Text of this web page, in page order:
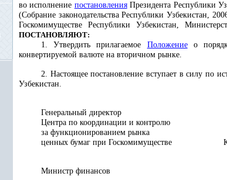
во исполнение постановленияПрезидента Республики
(Собрание законодательства Республики Узбекистан,
Госкомимуществе Республики Узбекистан,
ПОСТАНОВЛЯЮТ:
1. Утвердить прилагаемое Положениео
конвертируемой валюте на вторичном рынке.
2. Настоящее постановление вступает в силу по
Узбекистан.
Генеральный директор
Центра по координации и контролю
за функционированием рынка
ценных бумаг при Госкомимуществе К.
Министр финансов Р.